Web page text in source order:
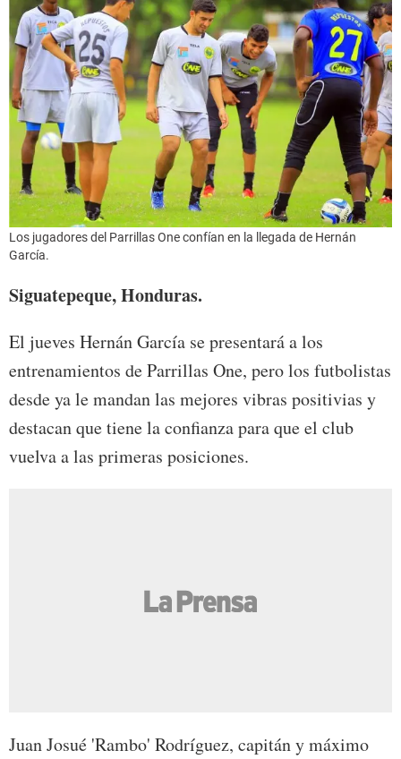
Los jugadores del Parrillas One confían en la llegada de Hernán
García.
Siguatepeque, Honduras.
El jueves Hernán García se presentará a los
entrenamientos de Parrillas One, pero los futbolistas
desde ya le mandan las mejores vibras positivias y
destacan que tiene la confianza para que el club
vuelva a las primeras posiciones.
Juan Josué 'Rambo' Rodríguez, capitán y máximo